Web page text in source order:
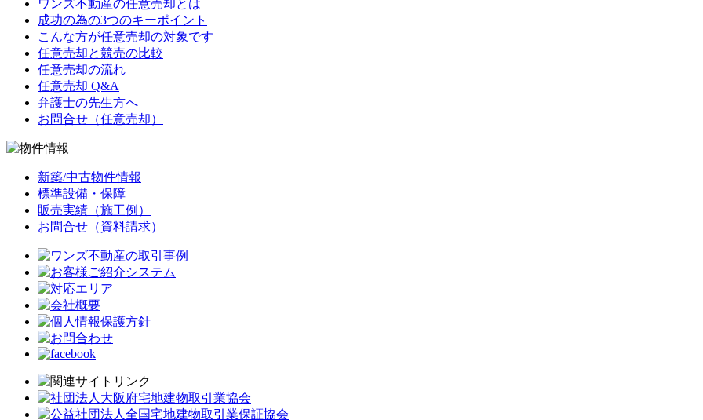
ワンズ不動産の任意売却とは
成功の為の3つのキーポイント
こんな方が任意売却の対象です
任意売却と競売の比較
任意売却の流れ
任意売却 Q&A
弁護士の先生方へ
お問合せ（任意売却）
新築/中古物件情報
標準設備・保障
販売実績（施工例）
お問合せ（資料請求）